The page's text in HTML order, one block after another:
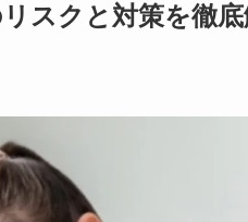
スクと対策を徹